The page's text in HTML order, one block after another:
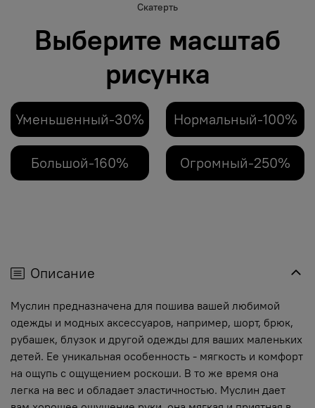
Скатерть
Выберите масштаб
рисунка
Уменьшенный-30% Нормальный-100%
Большой-160% Огромный-250%
Описание
Муслин предназначена для пошива вашей любимой
одежды и модных аксессуаров, например, шорт, брюк,
рубашек, блузок и другой одежды для ваших маленьких
детей. Ее уникальная особенность - мягкость и комфорт
на ощупь с ощущением роскоши. В то же время она
легка на вес и обладает эластичностью. Муслин дает